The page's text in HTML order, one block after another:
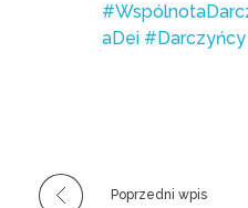
aDei #Darczyńcy
Poprzedni wpis